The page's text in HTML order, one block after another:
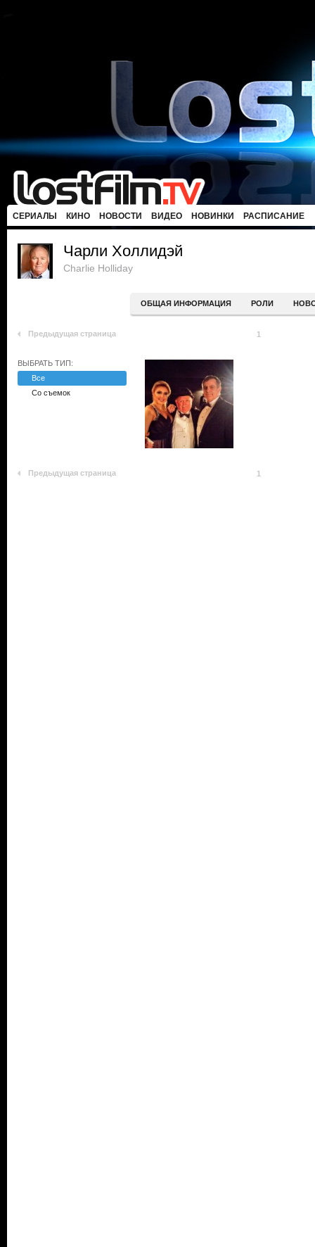
СЕРИАЛЫ КИНО НОВОСТИ ВИДЕО НОВИНКИ РАСПИСАНИЕ
Чарли Холлидэй
Charlie Holliday
ОБЩАЯ ИНФОРМАЦИЯ РОЛИ
Предыдущая страница 1
ВЫБРАТЬ ТИП:
Все
Со съемок
Предыдущая страница 1